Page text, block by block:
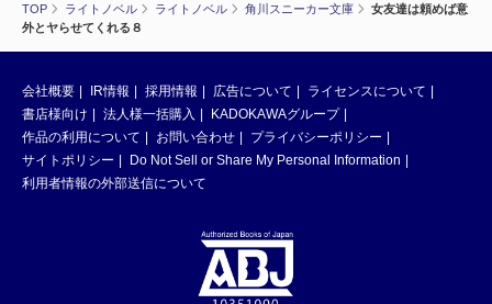
TOP ライトノベル ライトノベル 角川スニーカー文庫
女友達は頼めば意
外とヤらせてくれる８
会社概要 IR情報 採用情報 広告について
ライセンスについて
書店様向け
法人様一括購入
KADOKAWAグループ
作品の利用について
お問い合わせ
プライバシーポリシー
サイトポリシー
Do Not Sell or Share My Personal Information
利用者情報の外部送信について